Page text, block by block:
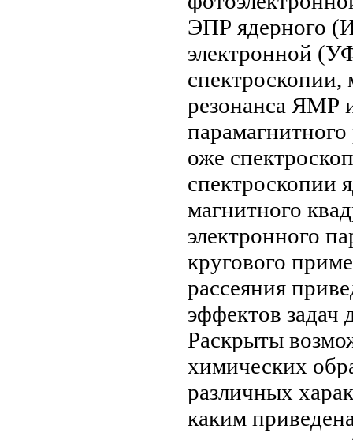
ЭПР ядерного
электронной
спектроскопии,
резонанса ЯМР
парамагнитного
оже
спектроскопии
магнитного
электронного
кругового
рассеяния
эффектов задач
Раскрыты
химических
различных
каким